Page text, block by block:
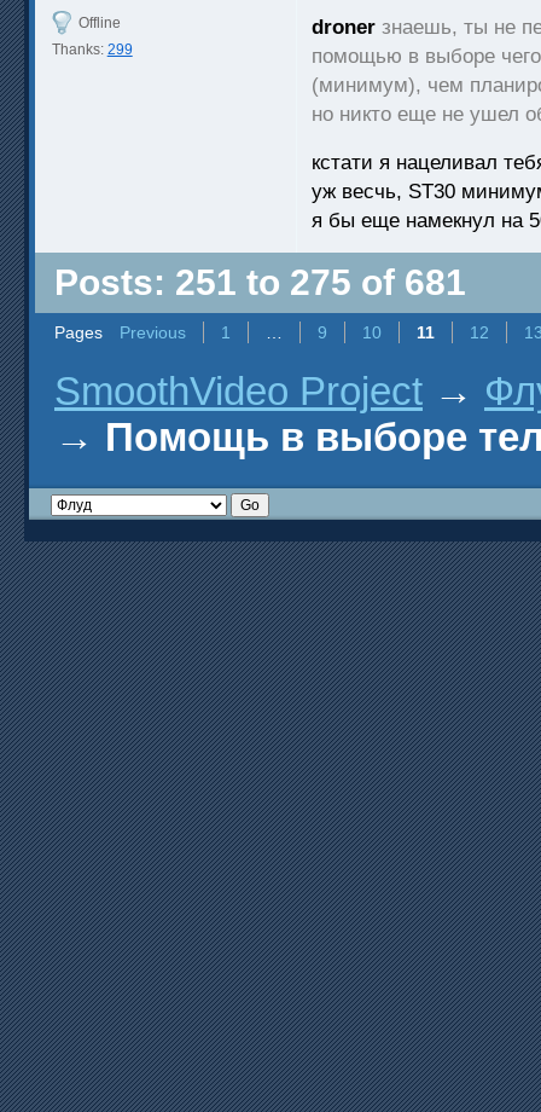
Offline
Thanks: 299
droner знаешь, ты не
помощью в выборе
(минимум), чем
но никто еще не ушел
кстати я нацеливал
уж весчь, ST30
я бы еще намекнул на
Posts: 251 to 275 of 681
Pages Previous 1 9 10 11 12
SmoothVideo Project →
→ Помощь в выборе